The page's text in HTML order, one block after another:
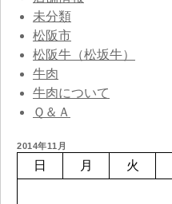
未分類
松阪市
松阪牛（松坂牛）
牛肉
牛肉について
Ｑ＆Ａ
2014年11月
日 月 火